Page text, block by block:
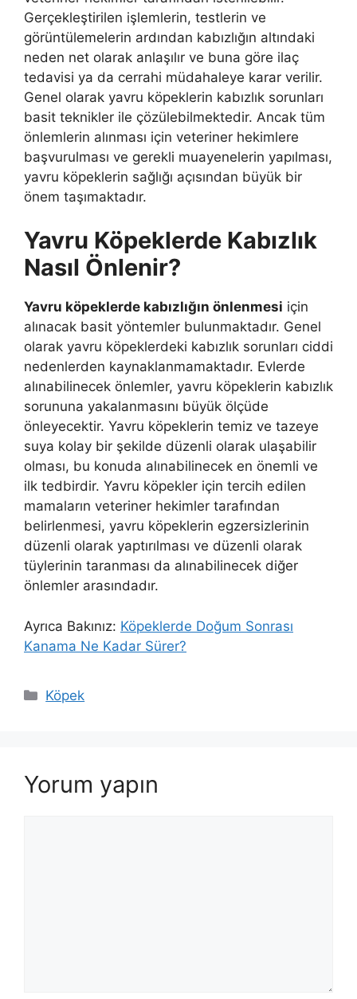
Gerçekleştirilen işlemlerin, testlerin ve
görüntülemelerin ardından kabızlığın altındaki
neden net olarak anlaşılır ve buna göre ilaç
tedavisi ya da cerrahi müdahaleye karar verilir.
Genel olarak yavru köpeklerin kabızlık sorunları
basit teknikler ile çözülebilmektedir. Ancak tüm
önlemlerin alınması için veteriner hekimlere
başvurulması ve gerekli muayenelerin yapılması,
yavru köpeklerin sağlığı açısından büyük bir
önem taşımaktadır.
Yavru Köpeklerde Kabızlık
Nasıl Önlenir?
Yavru köpeklerde kabızlığın önlenmesi için
alınacak basit yöntemler bulunmaktadır. Genel
olarak yavru köpeklerdeki kabızlık sorunları ciddi
nedenlerden kaynaklanmamaktadır. Evlerde
alınabilinecek önlemler, yavru köpeklerin kabızlık
sorununa yakalanmasını büyük ölçüde
önleyecektir. Yavru köpeklerin temiz ve tazeye
suya kolay bir şekilde düzenli olarak ulaşabilir
olması, bu konuda alınabilinecek en önemli ve
ilk tedbirdir. Yavru köpekler için tercih edilen
mamaların veteriner hekimler tarafından
belirlenmesi, yavru köpeklerin egzersizlerinin
düzenli olarak yaptırılması ve düzenli olarak
tüylerinin taranması da alınabilinecek diğer
önlemler arasındadır.
Ayrıca Bakınız: Köpeklerde Doğum Sonrası
Kanama Ne Kadar Sürer?
Kategoriler
Köpek
Yorum yapın